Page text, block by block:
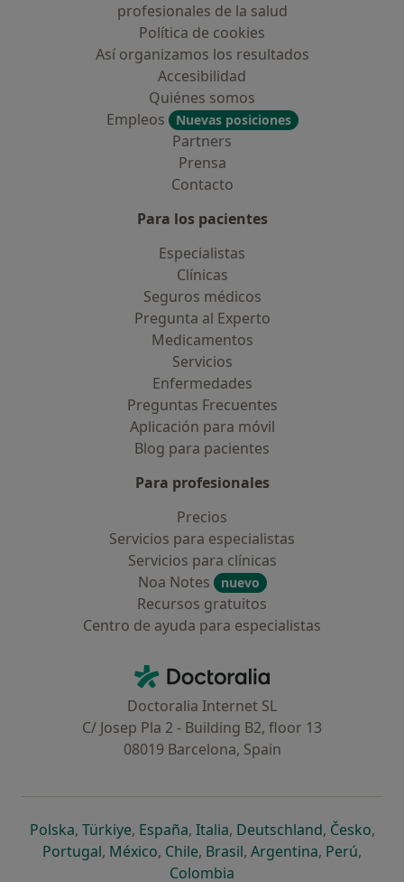
profesionales de la salud
Política de cookies
Así organizamos los resultados
Accesibilidad
Quiénes somos
Empleos
Nuevas posiciones
Partners
Prensa
Contacto
Para los pacientes
Especialistas
Clínicas
Seguros médicos
Pregunta al Experto
Medicamentos
Servicios
Enfermedades
Preguntas Frecuentes
Aplicación para móvil
Blog para pacientes
Para profesionales
Precios
Servicios para especialistas
Servicios para clínicas
Noa Notes
nuevo
Recursos gratuitos
Centro de ayuda para especialistas
Doctoralia - Página de inicio
Doctoralia Internet SL
C/ Josep Pla 2 - Building B2, floor 13
08019 Barcelona, Spain
Polskase abre en una nueva pestaña
, Türkiyese abre en una nueva pestaña
, Españase abre en una nueva pestaña
, Italiase abre en una nueva
, Deutschlandse abre en
, Českose
,
Portugalse abre en una nueva pestaña
, Méxicose abre en una nueva pestaña
, Chilese abre en una nueva pestaña
, Brasilse abre en una nueva
, Argentinase abre en
, Perúse
,
Colombia